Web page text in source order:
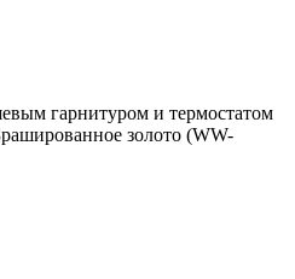
гарнитуром и термостатом
золото (WW-